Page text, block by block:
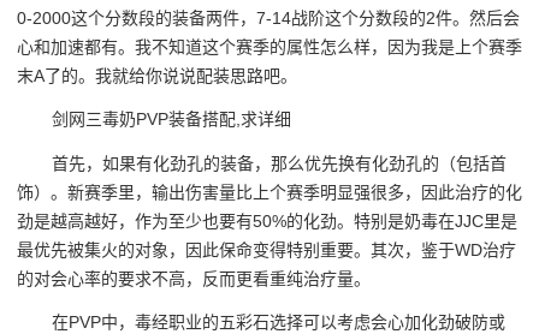
0-2000这个分数段的装备两件，7-14战阶这个分数段的2件。然后会
心和加速都有。我不知道这个赛季的属性怎么样，因为我是上个赛季
末A了的。我就给你说说配装思路吧。
剑网三毒奶PVP装备搭配,求详细
首先，如果有化劲孔的装备，那么优先换有化劲孔的（包括首
饰）。新赛季里，输出伤害量比上个赛季明显强很多，因此治疗的化
劲是越高越好，作为至少也要有50%的化劲。特别是奶毒在JJC里是
最优先被集火的对象，因此保命变得特别重要。其次，鉴于WD治疗
的对会心率的要求不高，反而更看重纯治疗量。
在PVP中，毒经职业的五彩石选择可以考虑会心加化劲破防或